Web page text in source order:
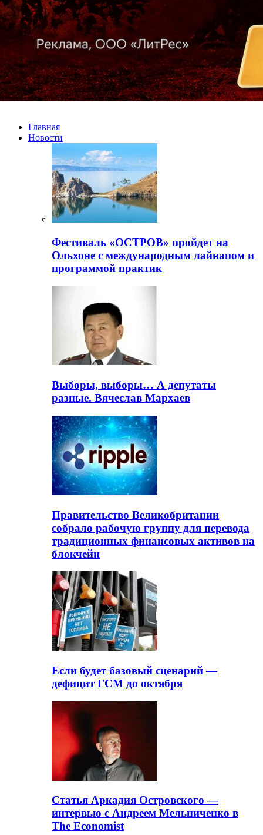
Главная
Новости
Фестиваль «ОСТРОВ» пройдет на
Ольхоне с международным лайнапом и
программой практик
Выборы, выборы… А депутаты
разные. Вячеслав Мархаев
Правительство Великобритании
собрало рабочую группу для перевода
традиционных финансовых активов на
блокчейн
Если будет базовый сценарий —
дефицит ГСМ до октября
Статья Аркадия Островского —
интервью с Андреем Мельниченко в
The Economist